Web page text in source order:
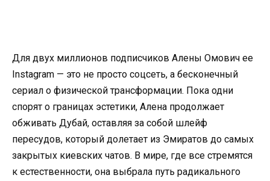
Для двух миллионов подписчиков Алены Омович ее
Instagram — это не просто соцсеть, а бесконечный
сериал о физической трансформации. Пока одни
спорят о границах эстетики, Алена продолжает
обживать Дубай, оставляя за собой шлейф
пересудов, который долетает из Эмиратов до самых
закрытых киевских чатов. В мире, где все стремятся
к естественности, она выбрала путь радикального